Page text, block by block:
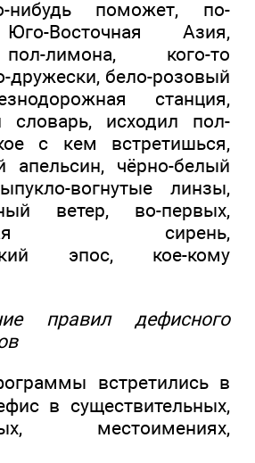
нибудь поможет, по-
Восточная Азия,
лимона, кого-то
дружески, бело-розовый
станция,
словарь, исходил пол-
с кем встретишься,
апельсин, чёрно-белый
вогнутые линзы,
ветер, во-первых,
сирень,
эпос, кое-кому
правил дефисного
встретились в
в существительных,
местоимениях,